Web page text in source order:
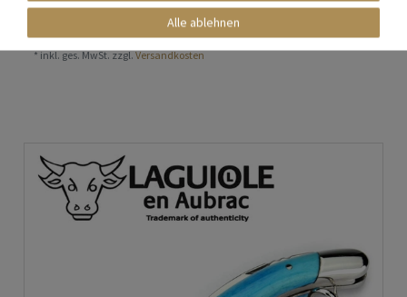
182,80 € *
In den Warenkorb
*inkl. ges. MwSt.zzgl.Versandkosten
Alle ablehnen